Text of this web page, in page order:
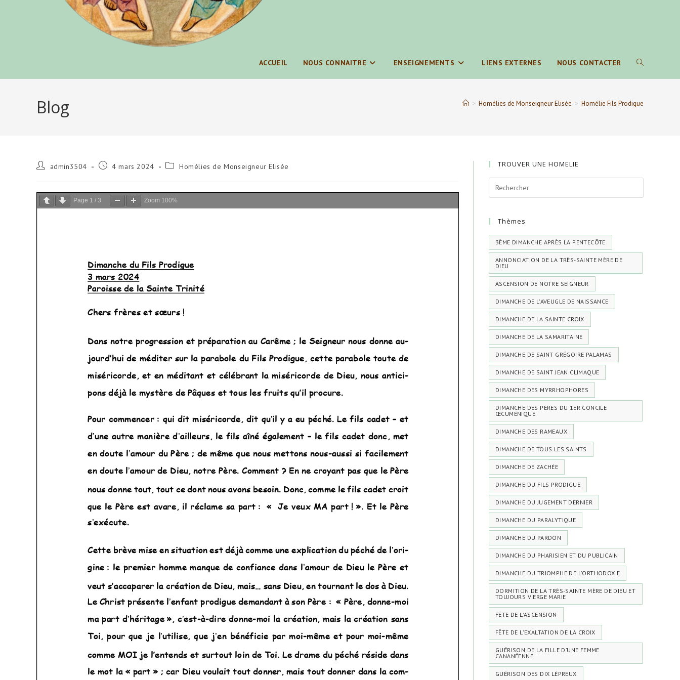
ACCUEIL NOUS CONNAITRE ENSEIGNEMENTS LIENS EXTERNES NOUS CONTACTER TOGGLE
Blog > Homélies de Monseigneur Elisée > Homélie Fils Prodigue
Auteur/autrice
publication :
admin3504
Publication
4 mars 2024
Post Homélies de Monseigneur Elisée
Page 1 / 3 Zoom 100%
TROUVER UNE HOMELIE
Thèmes
3ÈME DIMANCHE APRÈS LA PENTECÔTE
ANNONCIATION DE LA TRÈS-SAINTE MÈRE DE
DIEU
ASCENSION DE NOTRE SEIGNEUR
DIMANCHE DE L'AVEUGLE DE NAISSANCE
DIMANCHE DE LA SAINTE CROIX
DIMANCHE DE LA SAMARITAINE
DIMANCHE DE SAINT GRÉGOIRE PALAMAS
DIMANCHE DE SAINT JEAN CLIMAQUE
DIMANCHE DES MYRRHOPHORES
DIMANCHE DES PÈRES DU 1ER CONCILE
ŒCUMÉNIQUE
DIMANCHE DES RAMEAUX
DIMANCHE DE TOUS LES SAINTS
DIMANCHE DE ZACHÉE
DIMANCHE DU FILS PRODIGUE
DIMANCHE DU JUGEMENT DERNIER
DIMANCHE DU PARALYTIQUE
DIMANCHE DU PARDON
DIMANCHE DU PHARISIEN ET DU PUBLICAIN
DIMANCHE DU TRIOMPHE DE L’ORTHODOXIE
DORMITION DE LA TRÈS-SAINTE MÈRE DE DIEU ET
TOUJOURS VIERGE MARIE
FÊTE DE L'ASCENSION
FÊTE DE L'EXALTATION DE LA CROIX
GUÉRISON DE LA FILLE D’UNE FEMME
CANANÉENNE
GUÉRISON DES DIX LÉPREUX